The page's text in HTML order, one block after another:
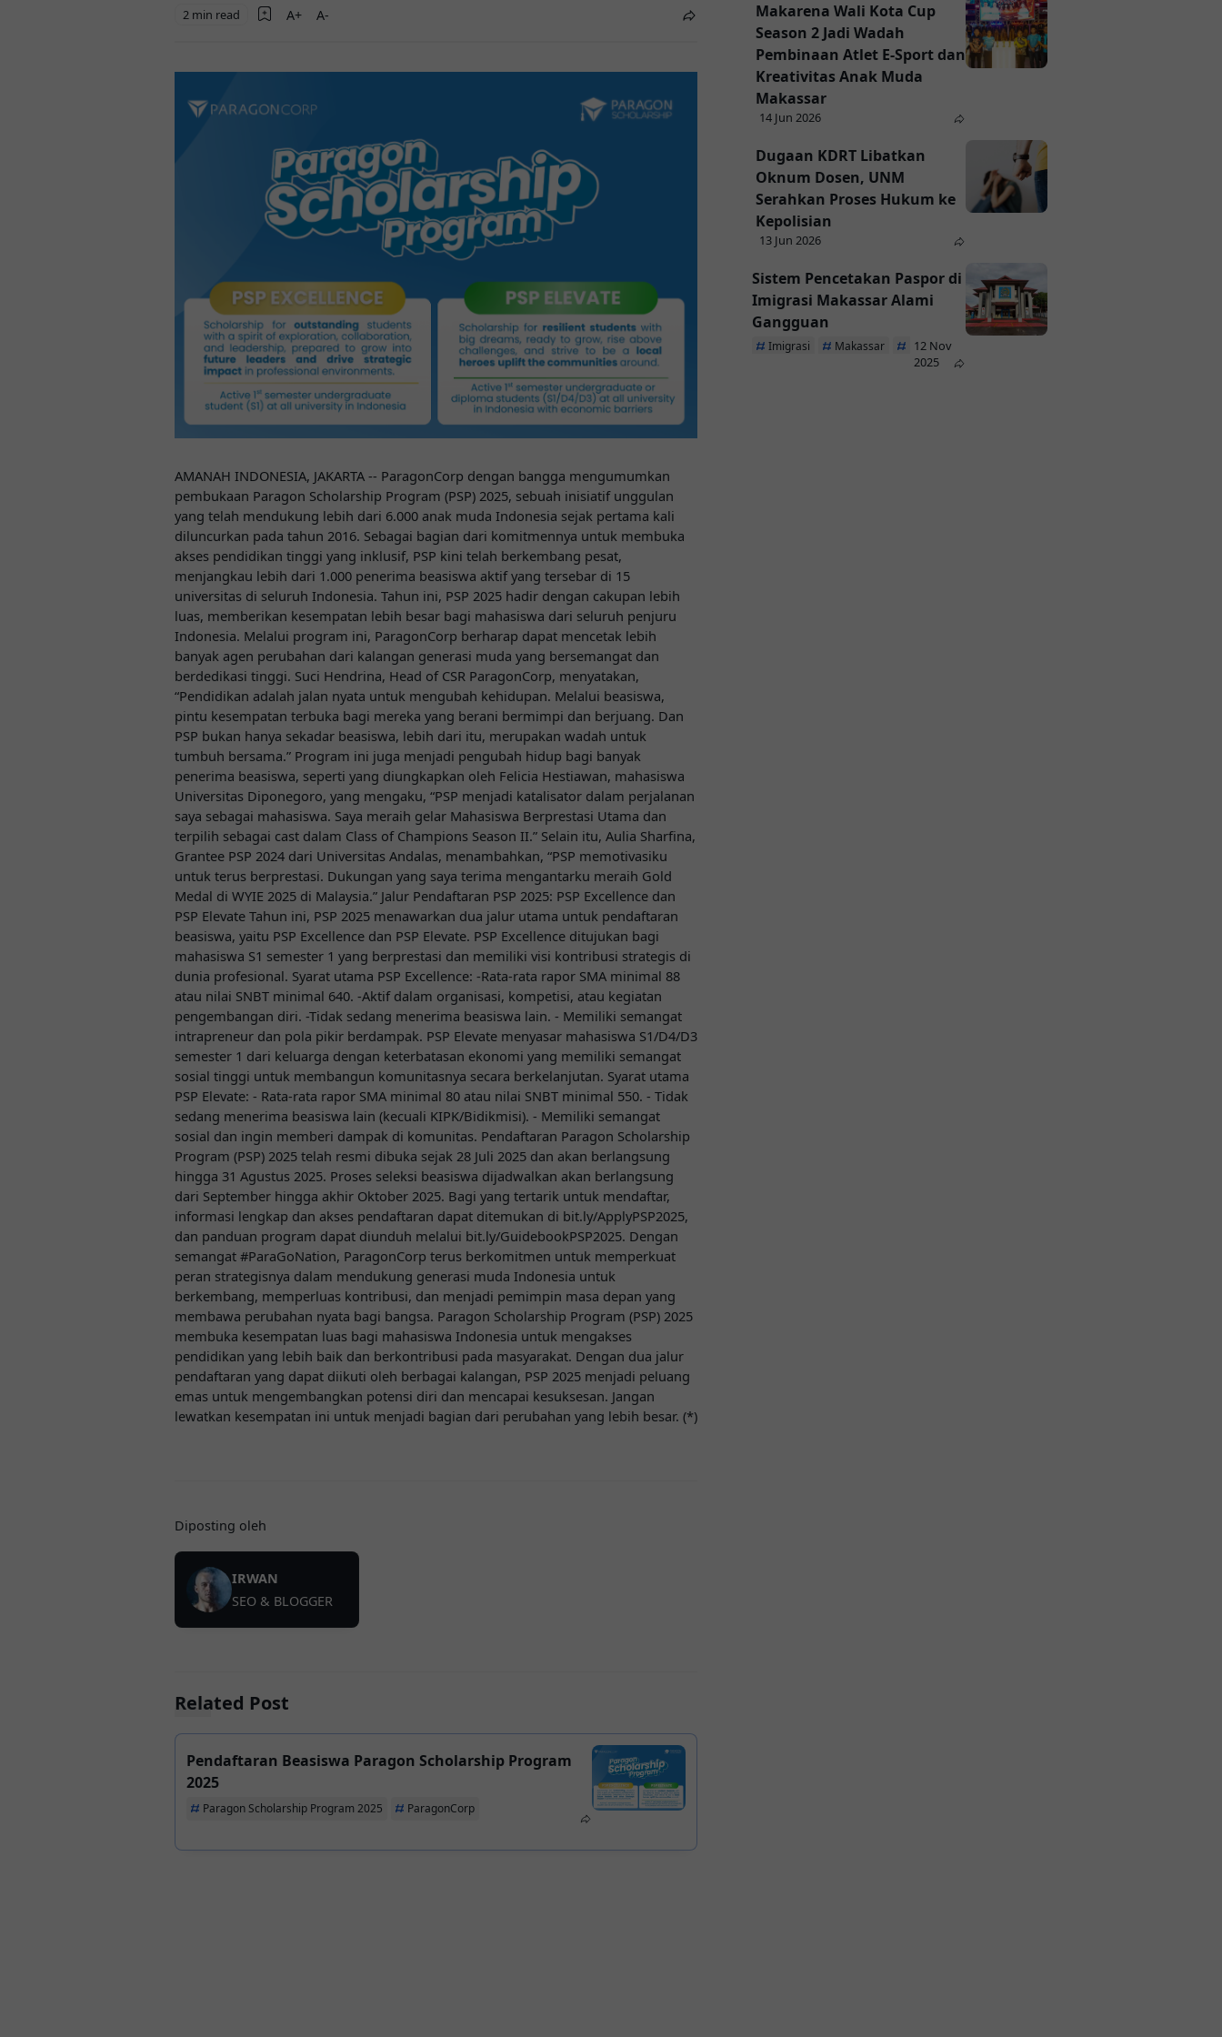
2 min read
AMANAH INDONESIA, JAKARTA -- ParagonCorp dengan bangga mengumumkan
pembukaan Paragon Scholarship Program (PSP) 2025, sebuah inisiatif unggulan
yang telah mendukung lebih dari 6.000 anak muda Indonesia sejak pertama kali
diluncurkan pada tahun 2016. Sebagai bagian dari komitmennya untuk membuka
akses pendidikan tinggi yang inklusif, PSP kini telah berkembang pesat,
menjangkau lebih dari 1.000 penerima beasiswa aktif yang tersebar di 15
universitas di seluruh Indonesia. Tahun ini, PSP 2025 hadir dengan cakupan lebih
luas, memberikan kesempatan lebih besar bagi mahasiswa dari seluruh penjuru
Indonesia. Melalui program ini, ParagonCorp berharap dapat mencetak lebih
banyak agen perubahan dari kalangan generasi muda yang bersemangat dan
berdedikasi tinggi. Suci Hendrina, Head of CSR ParagonCorp, menyatakan,
“Pendidikan adalah jalan nyata untuk mengubah kehidupan. Melalui beasiswa,
pintu kesempatan terbuka bagi mereka yang berani bermimpi dan berjuang. Dan
PSP bukan hanya sekadar beasiswa, lebih dari itu, merupakan wadah untuk
tumbuh bersama.” Program ini juga menjadi pengubah hidup bagi banyak
penerima beasiswa, seperti yang diungkapkan oleh Felicia Hestiawan, mahasiswa
Universitas Diponegoro, yang mengaku, “PSP menjadi katalisator dalam perjalanan
saya sebagai mahasiswa. Saya meraih gelar Mahasiswa Berprestasi Utama dan
terpilih sebagai cast dalam Class of Champions Season II.” Selain itu, Aulia Sharfina,
Grantee PSP 2024 dari Universitas Andalas, menambahkan, “PSP memotivasiku
untuk terus berprestasi. Dukungan yang saya terima mengantarku meraih Gold
Medal di WYIE 2025 di Malaysia.” Jalur Pendaftaran PSP 2025: PSP Excellence dan
PSP Elevate Tahun ini, PSP 2025 menawarkan dua jalur utama untuk pendaftaran
beasiswa, yaitu PSP Excellence dan PSP Elevate. PSP Excellence ditujukan bagi
mahasiswa S1 semester 1 yang berprestasi dan memiliki visi kontribusi strategis di
dunia profesional. Syarat utama PSP Excellence: -Rata-rata rapor SMA minimal 88
atau nilai SNBT minimal 640. -Aktif dalam organisasi, kompetisi, atau kegiatan
pengembangan diri. -Tidak sedang menerima beasiswa lain. - Memiliki semangat
intrapreneur dan pola pikir berdampak. PSP Elevate menyasar mahasiswa S1/D4/D3
semester 1 dari keluarga dengan keterbatasan ekonomi yang memiliki semangat
sosial tinggi untuk membangun komunitasnya secara berkelanjutan. Syarat utama
PSP Elevate: - Rata-rata rapor SMA minimal 80 atau nilai SNBT minimal 550. - Tidak
sedang menerima beasiswa lain (kecuali KIPK/Bidikmisi). - Memiliki semangat
sosial dan ingin memberi dampak di komunitas. Pendaftaran Paragon Scholarship
Program (PSP) 2025 telah resmi dibuka sejak 28 Juli 2025 dan akan berlangsung
hingga 31 Agustus 2025. Proses seleksi beasiswa dijadwalkan akan berlangsung
dari September hingga akhir Oktober 2025. Bagi yang tertarik untuk mendaftar,
informasi lengkap dan akses pendaftaran dapat ditemukan di bit.ly/ApplyPSP2025,
dan panduan program dapat diunduh melalui bit.ly/GuidebookPSP2025. Dengan
semangat #ParaGoNation, ParagonCorp terus berkomitmen untuk memperkuat
peran strategisnya dalam mendukung generasi muda Indonesia untuk
berkembang, memperluas kontribusi, dan menjadi pemimpin masa depan yang
membawa perubahan nyata bagi bangsa. Paragon Scholarship Program (PSP) 2025
membuka kesempatan luas bagi mahasiswa Indonesia untuk mengakses
pendidikan yang lebih baik dan berkontribusi pada masyarakat. Dengan dua jalur
pendaftaran yang dapat diikuti oleh berbagai kalangan, PSP 2025 menjadi peluang
emas untuk mengembangkan potensi diri dan mencapai kesuksesan. Jangan
lewatkan kesempatan ini untuk menjadi bagian dari perubahan yang lebih besar. (*)
Diposting oleh
IRWAN
SEO & BLOGGER
Related Post
Pendaftaran Beasiswa Paragon Scholarship Program
2025
Paragon Scholarship Program 2025 ParagonCorp
Makarena Wali Kota Cup
Season 2 Jadi Wadah
Pembinaan Atlet E-Sport dan
Kreativitas Anak Muda
Makassar
14 Jun 2026
Dugaan KDRT Libatkan
Oknum Dosen, UNM
Serahkan Proses Hukum ke
Kepolisian
13 Jun 2026
Sistem Pencetakan Paspor di
Imigrasi Makassar Alami
Gangguan
Imigrasi Makassar Paspor
12 Nov
2025